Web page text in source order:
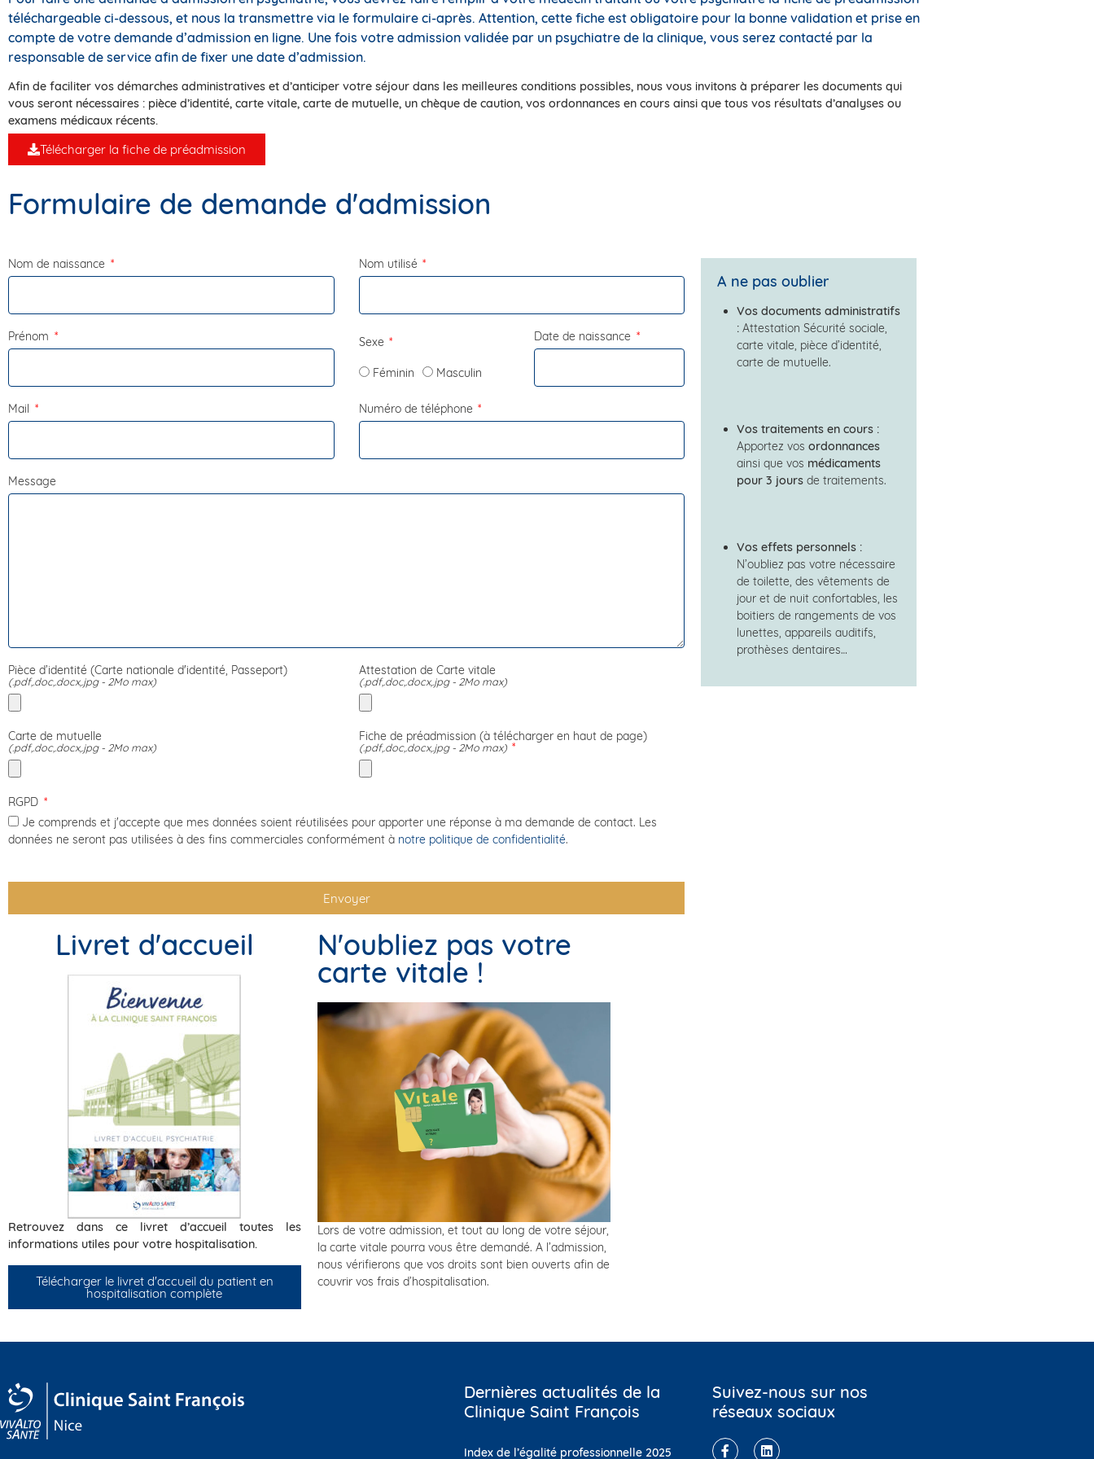
téléchargeable ci-dessous, et nous la transmettre via le formulaire ci-après. Attention, cette fiche est obligatoire pour la bonne validation et prise en
compte de votre demande d’admission en ligne. Une fois votre admission validée par un psychiatre de la clinique, vous serez contacté par la
responsable de service afin de fixer une date d’admission.
Afin de faciliter vos démarches administratives et d’anticiper votre séjour dans les meilleures conditions possibles, nous vous invitons à préparer les documents qui
vous seront nécessaires : pièce d’identité, carte vitale, carte de mutuelle, un chèque de caution, vos ordonnances en cours ainsi que tous vos résultats d’analyses ou
examens médicaux récents.
Télécharger la fiche de préadmission
Formulaire de demande d'admission
Nom de naissance Nom utilisé
Prénom Sexe
Féminin Masculin
Date de naissance
Mail Numéro de téléphone
Message
Pièce d’identité (Carte nationale d'identité, Passeport)
(.pdf,.doc,.docx,.jpg - 2Mo max)
Attestation de Carte vitale
(.pdf,.doc,.docx,.jpg - 2Mo max)
Carte de mutuelle
(.pdf,.doc,.docx,.jpg - 2Mo max)
Fiche de préadmission (à télécharger en haut de page)
(.pdf,.doc,.docx,.jpg - 2Mo max)
RGPD
Je comprends et j'accepte que mes données soient réutilisées pour apporter une réponse à ma demande de contact. Les
données ne seront pas utilisées à des fins commerciales conformément à notre politique de confidentialité.
Envoyer
A ne pas oublier
Vos documents administratifs
: Attestation Sécurité sociale,
carte vitale, pièce d’identité,
carte de mutuelle.
Vos traitements en cours :
Apportez vosordonnances
ainsi que vos médicaments
pour 3 joursde traitements.
Vos effets personnels :
N’oubliez pas votre nécessaire
de toilette, des vêtements de
jour et de nuit confortables, les
boitiers de rangements de vos
lunettes, appareils auditifs,
prothèses dentaires…
Livret d'accueil
Retrouvez dans ce livret d’accueil toutes les
informations utiles pour votre hospitalisation.
Télécharger le livret d'accueil du patient en
hospitalisation complète
N'oubliez pas votre
carte vitale !
Lors de votre admission, et tout au long de votre séjour,
la carte vitale pourra vous être demandé. A l’admission,
nous vérifierons que vos droits sont bien ouverts afin de
couvrir vos frais d’hospitalisation.
Dernières actualités de la
Clinique Saint François
Index de l’égalité professionnelle 2025
Suivez-nous sur nos
réseaux sociaux